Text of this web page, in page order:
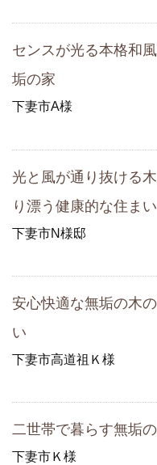
センスが光る本格和
垢の家
下妻市A様
光と風が通り抜ける
り漂う健康的な住まい
下妻市N様邸
安心快適な無垢の木
い
下妻市高道祖Ｋ様
二世帯で暮らす無垢
下妻市Ｋ様